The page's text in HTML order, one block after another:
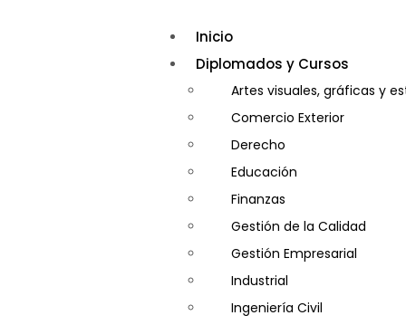
Inicio
Diplomados y Cursos
Artes visuales, gráficas y
Comercio Exterior
Derecho
Educación
Finanzas
Gestión de la Calidad
Gestión Empresarial
Industrial
Ingeniería Civil